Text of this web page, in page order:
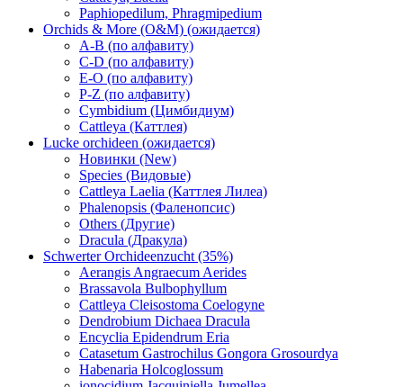
Paphiopedilum, Phragmipedium
Orchids & More (O&M) (ожидается)
A-B (по алфавиту)
C-D (по алфавиту)
E-O (по алфавиту)
P-Z (по алфавиту)
Cymbidium (Цимбидиум)
Cattleya (Каттлея)
Lucke orchideen (ожидается)
Новинки (New)
Species (Видовые)
Cattleya Laelia (Каттлея Лилеа)
Phalenopsis (Фаленопсис)
Others (Другие)
Dracula (Дракула)
Schwerter Orchideenzucht (35%)
Aerangis Angraecum Aerides
Brassavola Bulbophyllum
Cattleya Cleisostoma Coelogyne
Dendrobium Dichaea Dracula
Encyclia Epidendrum Eria
Catasetum Gastrochilus Gongora Grosourdya
Habenaria Holcoglossum